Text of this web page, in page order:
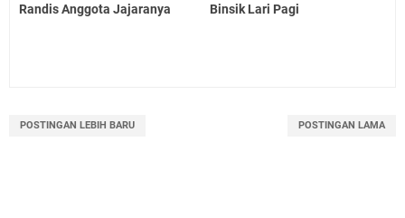
Randis Anggota Jajaranya
Binsik Lari Pagi
POSTINGAN LEBIH BARU POSTINGAN LAMA